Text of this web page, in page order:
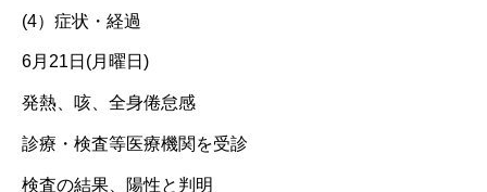
(4）症状・経過
6月21日(月曜日)
発熱、咳、全身倦怠感
診療・検査等医療機関を受診
検査の結果、陽性と判明